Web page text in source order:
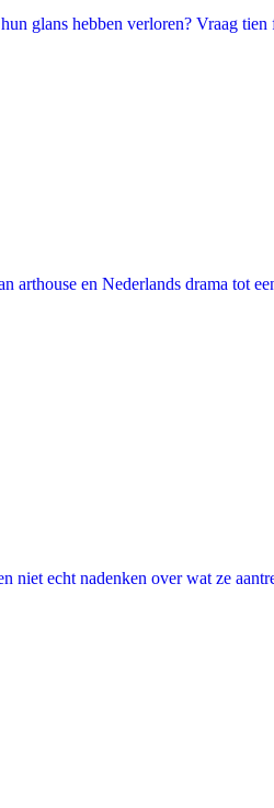
glans hebben verloren? Vraag
arthouse en Nederlands drama tot
niet echt nadenken over wat ze